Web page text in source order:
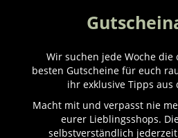
Wir suchen jede Woche die
besten Gutscheine für euch
ihr exklusive Tipps aus
Macht mit und verpasst nie
eurer Lieblingsshops.
selbstverständlich